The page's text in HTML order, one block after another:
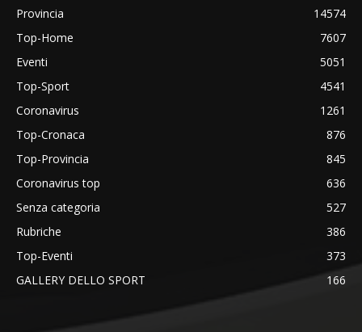
Provincia
14574
Top-Home
7607
Eventi
5051
Top-Sport
4541
Coronavirus
1261
Top-Cronaca
876
Top-Provincia
845
Coronavirus top
636
Senza categoria
527
Rubriche
386
Top-Eventi
373
GALLERY DELLO SPORT
166